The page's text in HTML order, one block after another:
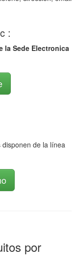
:
la Sede Electronica
de la línea
por